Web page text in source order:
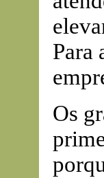
Para
Os